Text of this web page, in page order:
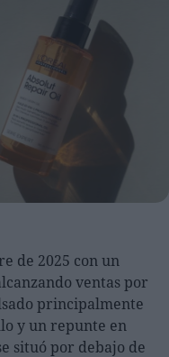
de 2025 con un
ventas por
principalmente
y un repunte en
situó por debajo de